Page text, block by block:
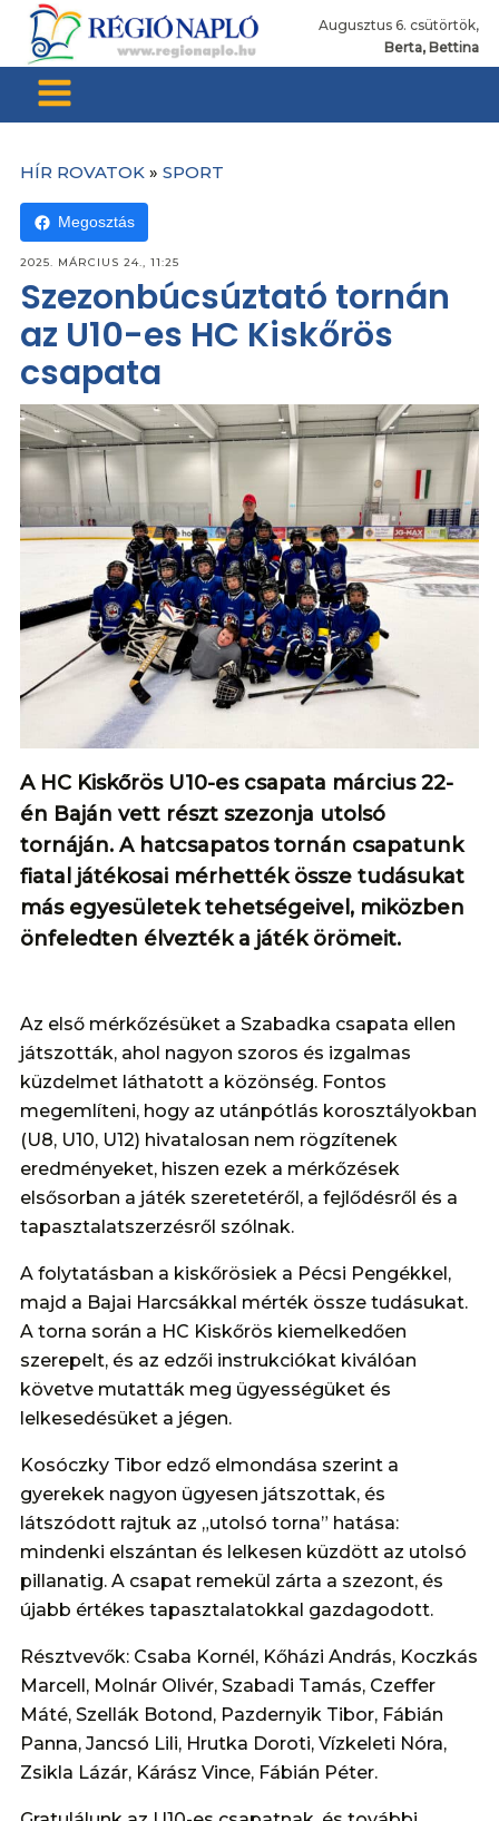
Augusztus 6. csütörtök,
Berta, Bettina
HÍR ROVATOK » SPORT
Megosztás
2025. MÁRCIUS 24., 11:25
Szezonbúcsúztató tornán
az U10-es HC Kiskőrös
csapata
A HC Kiskőrös U10-es csapata március 22-
én Baján vett részt szezonja utolsó
tornáján. A hatcsapatos tornán csapatunk
fiatal játékosai mérhették össze tudásukat
más egyesületek tehetségeivel, miközben
önfeledten élvezték a játék örömeit.
Az első mérkőzésüket a Szabadka csapata ellen
játszották, ahol nagyon szoros és izgalmas
küzdelmet láthatott a közönség. Fontos
megemlíteni, hogy az utánpótlás korosztályokban
(U8, U10, U12) hivatalosan nem rögzítenek
eredményeket, hiszen ezek a mérkőzések
elsősorban a játék szeretetéről, a fejlődésről és a
tapasztalatszerzésről szólnak.
A folytatásban a kiskőrösiek a Pécsi Pengékkel,
majd a Bajai Harcsákkal mérték össze tudásukat.
A torna során a HC Kiskőrös kiemelkedően
szerepelt, és az edzői instrukciókat kiválóan
követve mutatták meg ügyességüket és
lelkesedésüket a jégen.
Kosóczky Tibor edző elmondása szerint a
gyerekek nagyon ügyesen játszottak, és
látszódott rajtuk az „utolsó torna” hatása:
mindenki elszántan és lelkesen küzdött az utolsó
pillanatig. A csapat remekül zárta a szezont, és
újabb értékes tapasztalatokkal gazdagodott.
Résztvevők: Csaba Kornél, Kőházi András, Koczkás
Marcell, Molnár Olivér, Szabadi Tamás, Czeffer
Máté, Szellák Botond, Pazdernyik Tibor, Fábián
Panna, Jancsó Lili, Hrutka Doroti, Vízkeleti Nóra,
Zsikla Lázár, Kárász Vince, Fábián Péter.